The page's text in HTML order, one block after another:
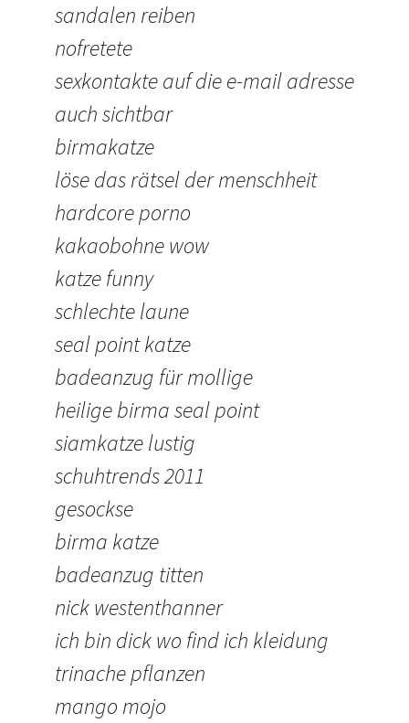
sandalen reiben
nofretete
sexkontakte auf die e-mail adresse
auch sichtbar
birmakatze
löse das rätsel der menschheit
hardcore porno
kakaobohne wow
katze funny
schlechte laune
seal point katze
badeanzug für mollige
heilige birma seal point
siamkatze lustig
schuhtrends 2011
gesockse
birma katze
badeanzug titten
nick westenthanner
ich bin dick wo find ich kleidung
trinache pflanzen
mango mojo